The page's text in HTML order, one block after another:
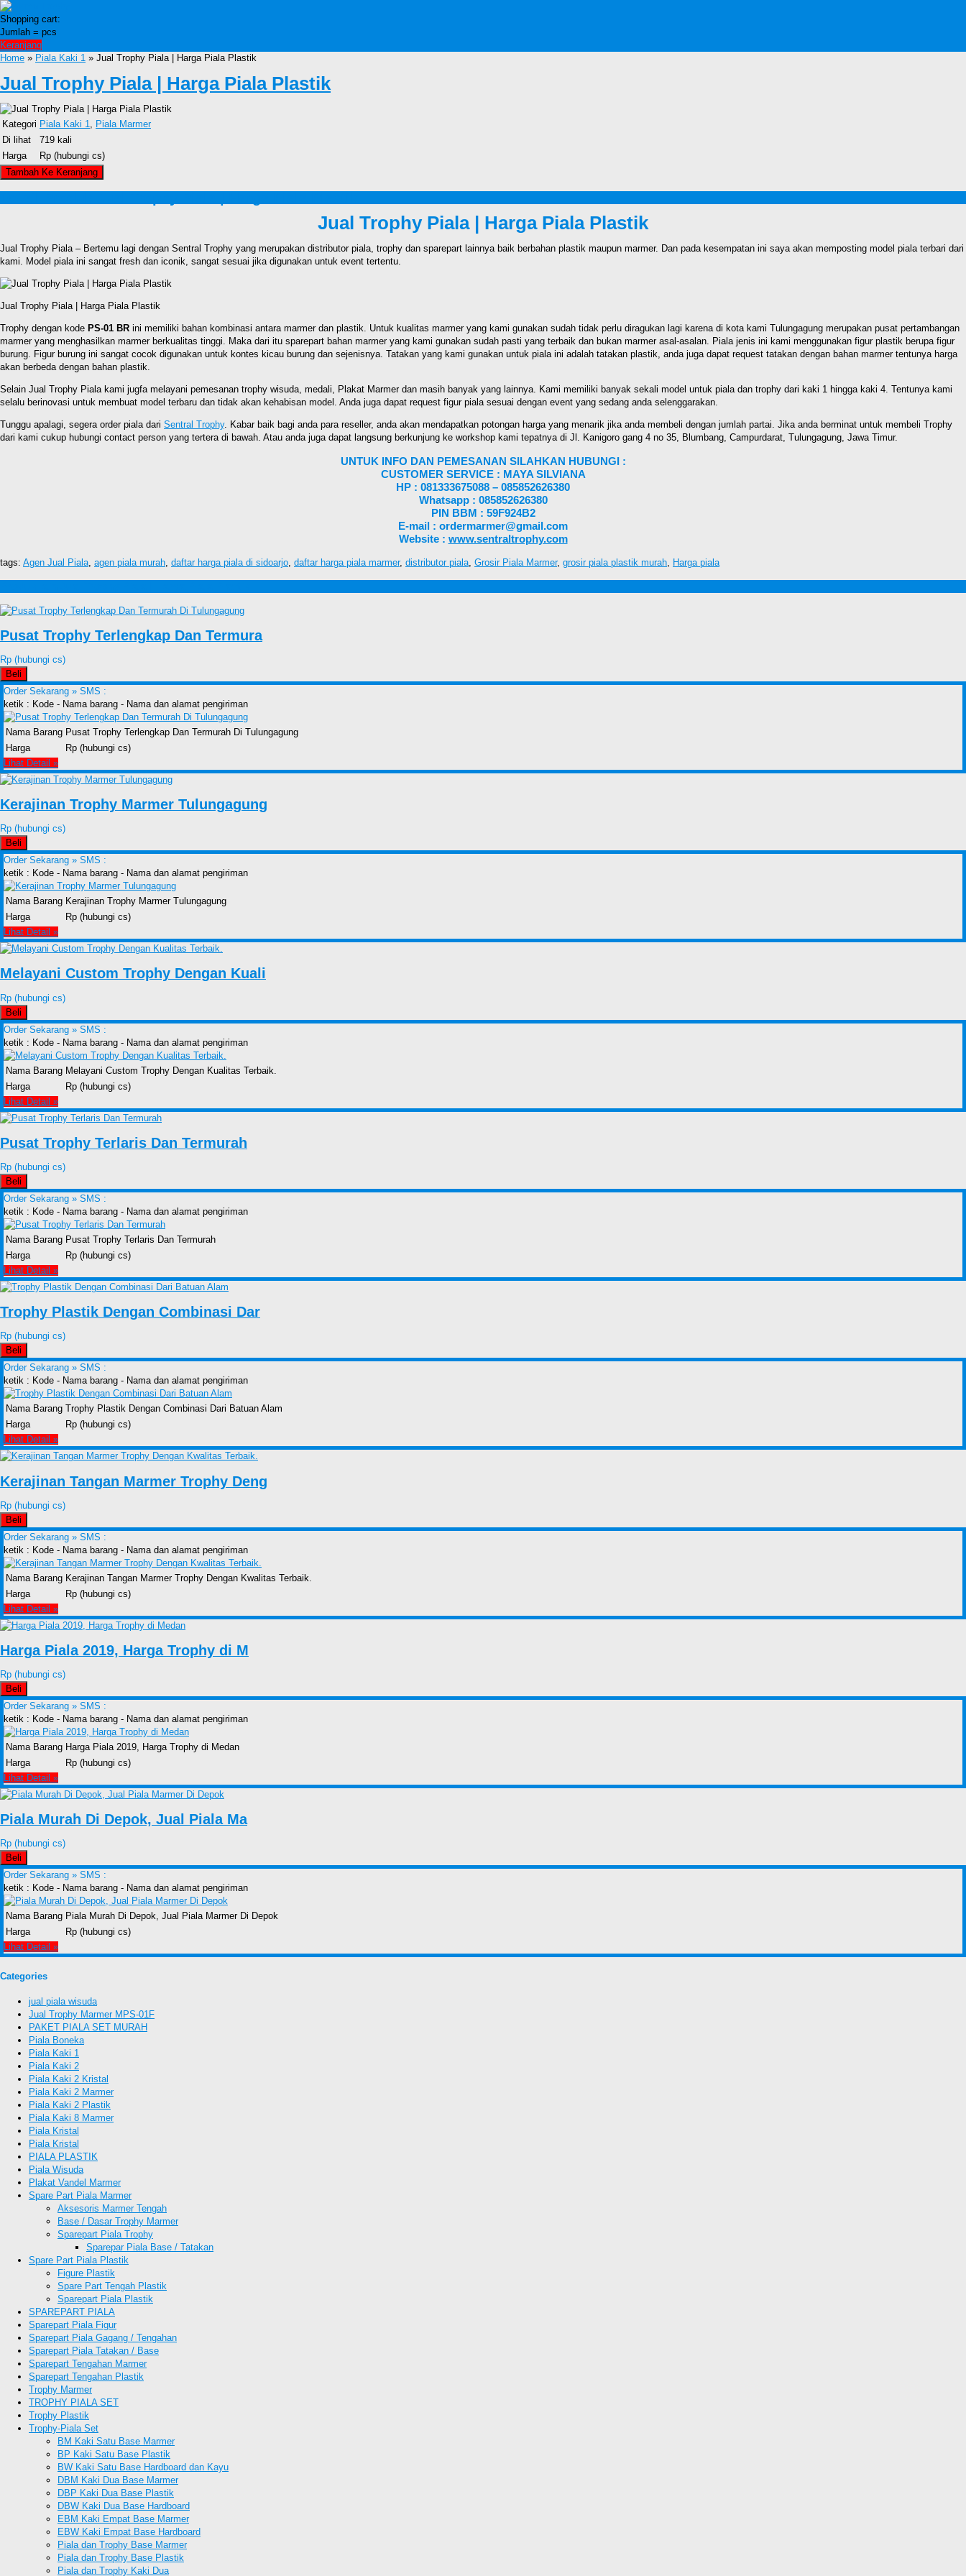
Shopping cart:
Jumlah = pcs
Keranjang
Home » Piala Kaki 1 » Jual Trophy Piala | Harga Piala Plastik
Jual Trophy Piala | Harga Piala Plastik
Kategori Piala Kaki 1
Piala Marmer
Di lihat
719 kali
Harga
Rp (hubungi cs)
Jual Trophy Piala | Harga Piala Plastik
Jual Trophy Piala – Bertemu lagi dengan Sentral Trophy yang merupakan distributor piala, trophy dan sparepart lainnya baik berbahan plastik maupun marmer. Dan pada kesempatan ini saya akan memposting model piala terbari dari
kami. Model piala ini sangat fresh dan iconik, sangat sesuai jika digunakan untuk event tertentu.
Jual Trophy Piala | Harga Piala Plastik
Trophy dengan kode PS-01 BR ini memiliki bahan kombinasi antara marmer dan plastik. Untuk kualitas marmer yang kami gunakan sudah tidak perlu diragukan lagi karena di kota kami Tulungagung merupakan pusat pertambangan
marmer yang menghasilkan marmer berkualitas tinggi. Maka dari itu sparepart bahan marmer yang kami gunakan sudah pasti yang terbaik dan bukan marmer asal-asalan. Piala jenis ini kami menggunakan figur plastik berupa figur
burung. Figur burung ini sangat cocok digunakan untuk kontes kicau burung dan sejenisnya. Tatakan yang kami gunakan untuk piala ini adalah tatakan plastik, anda juga dapat request tatakan dengan bahan marmer tentunya harga
akan berbeda dengan bahan plastik.
Selain Jual Trophy Piala kami jugfa melayani pemesanan trophy wisuda, medali, Plakat Marmer dan masih banyak yang lainnya. Kami memiliki banyak sekali model untuk piala dan trophy dari kaki 1 hingga kaki 4. Tentunya kami
selalu berinovasi untuk membuat model terbaru dan tidak akan kehabisan model. Anda juga dapat request figur piala sesuai dengan event yang sedang anda selenggarakan.
Tunggu apalagi, segera order piala dari Sentral Trophy. Kabar baik bagi anda para reseller, anda akan mendapatkan potongan harga yang menarik jika anda membeli dengan jumlah partai. Jika anda berminat untuk membeli Trophy
dari kami cukup hubungi contact person yang tertera di bawah. Atau anda juga dapat langsung berkunjung ke workshop kami tepatnya di Jl. Kanigoro gang 4 no 35, Blumbang, Campurdarat, Tulungagung, Jawa Timur.
UNTUK INFO DAN PEMESANAN SILAHKAN HUBUNGI :
CUSTOMER SERVICE : MAYA SILVIANA
HP : 081333675088 – 085852626380
Whatsapp : 085852626380
PIN BBM : 59F924B2
E-mail : ordermarmer@gmail.com
Website : www.sentraltrophy.com
tags: Agen Jual Piala, agen piala murah, daftar harga piala di sidoarjo, daftar harga piala marmer, distributor piala, Grosir Piala Marmer, grosir piala plastik murah, Harga piala
Pusat Trophy Terlengkap Dan Termura
Rp (hubungi cs)
Beli
Order Sekarang » SMS :
ketik : Kode - Nama barang - Nama dan alamat pengiriman
Nama Barang Pusat Trophy Terlengkap Dan Termurah Di Tulungagung
Harga
Rp (hubungi cs)
Lihat Detail »
Kerajinan Trophy Marmer Tulungagung
Rp (hubungi cs)
Beli
Order Sekarang » SMS :
ketik : Kode - Nama barang - Nama dan alamat pengiriman
Nama Barang Kerajinan Trophy Marmer Tulungagung
Harga
Rp (hubungi cs)
Lihat Detail »
Melayani Custom Trophy Dengan Kuali
Rp (hubungi cs)
Beli
Order Sekarang » SMS :
ketik : Kode - Nama barang - Nama dan alamat pengiriman
Nama Barang Melayani Custom Trophy Dengan Kualitas Terbaik.
Harga
Rp (hubungi cs)
Lihat Detail »
Pusat Trophy Terlaris Dan Termurah
Rp (hubungi cs)
Beli
Order Sekarang » SMS :
ketik : Kode - Nama barang - Nama dan alamat pengiriman
Nama Barang Pusat Trophy Terlaris Dan Termurah
Harga
Rp (hubungi cs)
Lihat Detail »
Trophy Plastik Dengan Combinasi Dar
Rp (hubungi cs)
Beli
Order Sekarang » SMS :
ketik : Kode - Nama barang - Nama dan alamat pengiriman
Nama Barang Trophy Plastik Dengan Combinasi Dari Batuan Alam
Harga
Rp (hubungi cs)
Lihat Detail »
Kerajinan Tangan Marmer Trophy Deng
Rp (hubungi cs)
Beli
Order Sekarang » SMS :
ketik : Kode - Nama barang - Nama dan alamat pengiriman
Nama Barang Kerajinan Tangan Marmer Trophy Dengan Kwalitas Terbaik.
Harga
Rp (hubungi cs)
Lihat Detail »
Harga Piala 2019, Harga Trophy di M
Rp (hubungi cs)
Beli
Order Sekarang » SMS :
ketik : Kode - Nama barang - Nama dan alamat pengiriman
Nama Barang Harga Piala 2019, Harga Trophy di Medan
Harga
Rp (hubungi cs)
Lihat Detail »
Piala Murah Di Depok, Jual Piala Ma
Rp (hubungi cs)
Beli
Order Sekarang » SMS :
ketik : Kode - Nama barang - Nama dan alamat pengiriman
Nama Barang Piala Murah Di Depok, Jual Piala Marmer Di Depok
Harga
Rp (hubungi cs)
Lihat Detail »
Categories
jual piala wisuda
Jual Trophy Marmer MPS-01F
PAKET PIALA SET MURAH
Piala Boneka
Piala Kaki 1
Piala Kaki 2
Piala Kaki 2 Kristal
Piala Kaki 2 Marmer
Piala Kaki 2 Plastik
Piala Kaki 8 Marmer
Piala Kristal
Piala Kristal
PIALA PLASTIK
Piala Wisuda
Plakat Vandel Marmer
Spare Part Piala Marmer
Aksesoris Marmer Tengah
Base / Dasar Trophy Marmer
Sparepart Piala Trophy
Sparepar Piala Base / Tatakan
Spare Part Piala Plastik
Figure Plastik
Spare Part Tengah Plastik
Sparepart Piala Plastik
SPAREPART PIALA
Sparepart Piala Figur
Sparepart Piala Gagang / Tengahan
Sparepart Piala Tatakan / Base
Sparepart Tengahan Marmer
Sparepart Tengahan Plastik
Trophy Marmer
TROPHY PIALA SET
Trophy Plastik
Trophy-Piala Set
BM Kaki Satu Base Marmer
BP Kaki Satu Base Plastik
BW Kaki Satu Base Hardboard dan Kayu
DBM Kaki Dua Base Marmer
DBP Kaki Dua Base Plastik
DBW Kaki Dua Base Hardboard
EBM Kaki Empat Base Marmer
EBW Kaki Empat Base Hardboard
Piala dan Trophy Base Marmer
Piala dan Trophy Base Plastik
Piala dan Trophy Kaki Dua